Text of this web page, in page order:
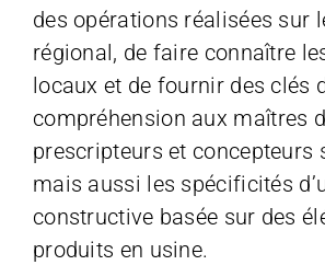
des opérations réalisées sur
régional, de faire connaître
locaux et de fournir des clés
compréhension aux maîtres
prescripteurs et concepteurs
mais aussi les spécificités
constructive basée sur des
produits en usine.